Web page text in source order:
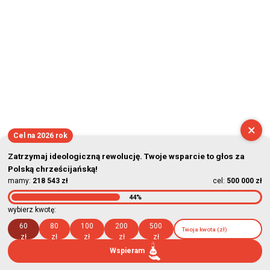
×
Cel na 2026 rok
Zatrzymaj ideologiczną rewolucję. Twoje wsparcie to głos za
Polską chrześcijańską!
mamy: 218 543 zł cel: 500 000 zł
44%
wybierz kwotę:
60
zł
80
zł
100
zł
200
zł
500
zł
Wspieram